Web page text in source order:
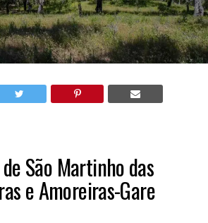
São Martinho das
e Amoreiras-Gare